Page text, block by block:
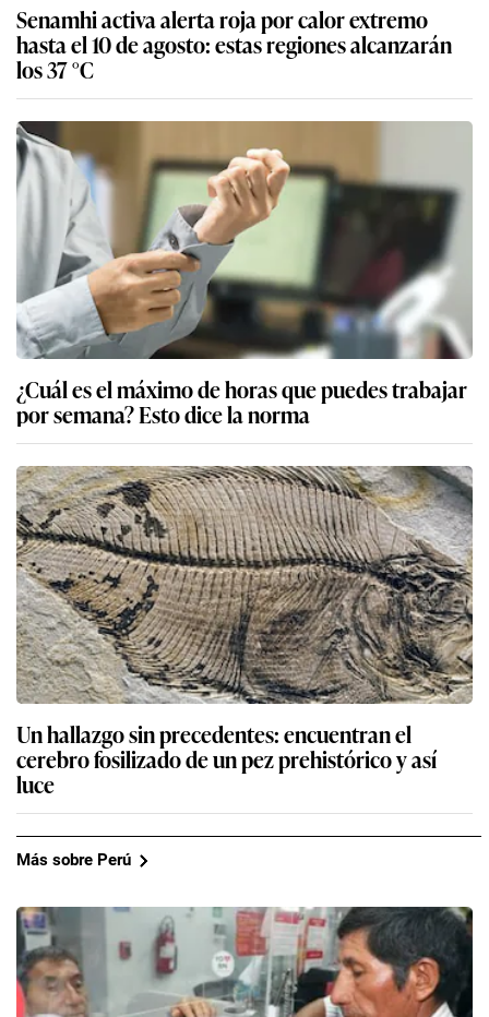
Senamhi activa alerta roja por calor extremo
hasta el 10 de agosto: estas regiones alcanzarán
los 37 °C
¿Cuál es el máximo de horas que puedes trabajar
por semana? Esto dice la norma
Un hallazgo sin precedentes: encuentran el
cerebro fosilizado de un pez prehistórico y así
luce
Más sobre Perú